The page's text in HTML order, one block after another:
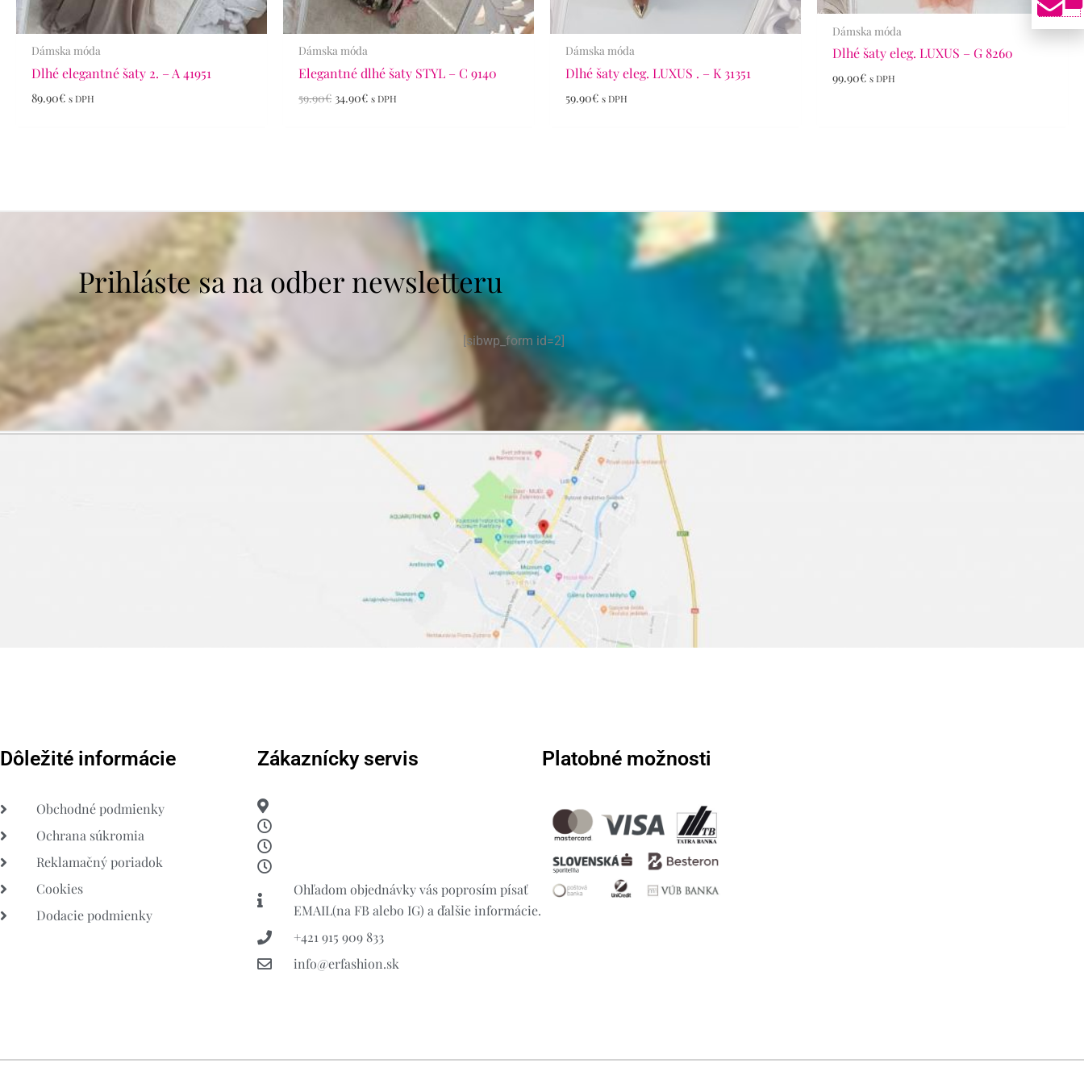
Dámska móda
Dlhé elegantné šaty 2. – A 41951
89.90€ s DPH
Dámska móda
Elegantné dlhé šaty STYL – C 9140
59.90€ 34.90€ s DPH
Dámska móda
Dlhé šaty eleg. LUXUS . – K 31351
59.90€ s DPH
Dámska móda
Dlhé šaty eleg. LUXUS – G 8260
99.90€ s DPH
Prihláste sa na odber newsletteru
[sibwp_form id=2]
Dôležité informácie
Obchodné podmienky
Ochrana súkromia
Reklamačný poriadok
Cookies
Dodacie podmienky
Zákaznícky servis
Ohľadom objednávky vás poprosím písať
EMAIL(na FB alebo IG) a ďalšie informácie.
+421 915 909 833
info@erfashion.sk
Platobné možnosti